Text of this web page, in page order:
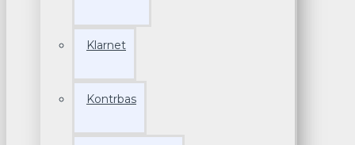
Klarnet
Kontrbas